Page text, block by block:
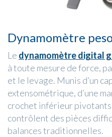
Dynamomètre
Le dynamomètre digital
à toute mesure de force,
et le levage. Munis d’un
extensométrique, d’une
crochet inférieur
contrôlent des pièces
balances traditionnelles.